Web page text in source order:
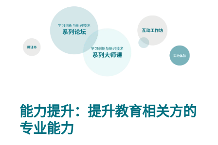
能力提升：提升教育相关方的
专业能力